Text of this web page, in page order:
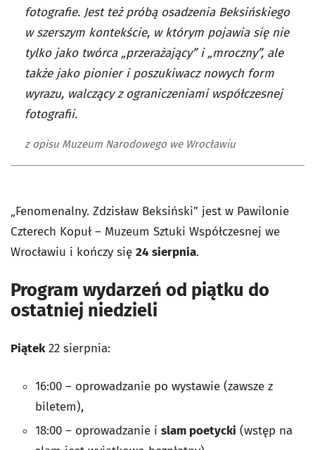
fotografie. Jest też próbą osadzenia Beksińskiego
w szerszym kontekście, w którym pojawia się nie
tylko jako twórca „przerażający” i „mroczny”, ale
także jako pionier i poszukiwacz nowych form
wyrazu, walczący z ograniczeniami współczesnej
fotografii.
z opisu Muzeum Narodowego we Wrocławiu
„Fenomenalny. Zdzisław Beksiński” jest w Pawilonie
Czterech Kopuł – Muzeum Sztuki Współczesnej we
Wrocławiu i kończy się 24 sierpnia.
Program wydarzeń od piątku do
ostatniej niedzieli
Piątek22 sierpnia:
16:00 – oprowadzanie po wystawie (zawsze z
biletem),
18:00 – oprowadzanie i slam poetycki (wstęp na